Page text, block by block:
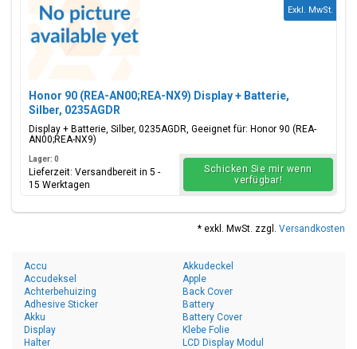
Honor 90 (REA-AN00;REA-NX9) Display + Batterie,
Silber, 0235AGDR
Display + Batterie, Silber, 0235AGDR, Geeignet für: Honor 90 (REA-
AN00;REA-NX9)
Exkl. MwSt.
Lager: 0
Lieferzeit: Versandbereit in 5 -
15 Werktagen
Schicken Sie mir wenn
verfügbar!
* exkl. MwSt. zzgl. Versandkosten
Accu
Accudeksel
Achterbehuizing
Adhesive Sticker
Akku
Akkudeckel
Apple
Back Cover
Battery
Battery Cover
Display
Halter
Klebe Folie
LCD Display Modul